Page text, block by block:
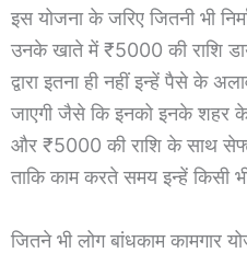
इस योजना के जरिए जितनी भी
उनके खाते में ₹5000 की राशि
द्वारा इतना ही नहीं इन्हें पैसे के
जाएगी जैसे कि इनको इनके शहर के
और ₹5000 की राशि के साथ
ताकि काम करते समय इन्हें किसी
जितने भी लोग बांधकाम कामगार